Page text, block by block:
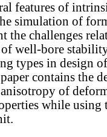
features of
simulation of
the challenges
well-bore
types in design
contains the
of
while using